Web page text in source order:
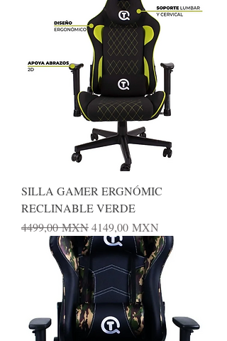
SILLA GAMER ERGNÓMIC
RECLINABLE VERDE
Precio
4499,00 MXNPrecio de oferta
4149,00 MXN